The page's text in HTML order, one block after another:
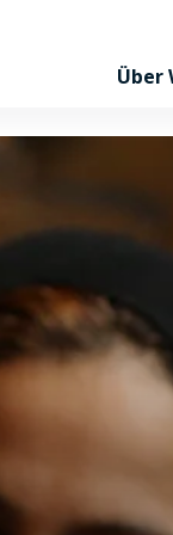
Über